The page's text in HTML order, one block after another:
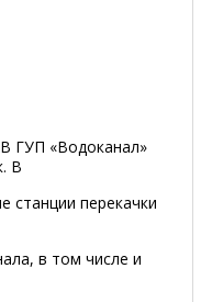
ГУП «Водоканал»
В
станции перекачки
в том числе и